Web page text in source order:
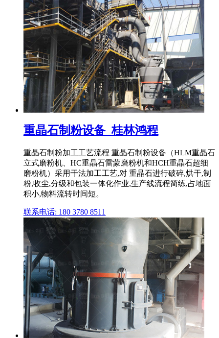
重晶石制粉设备_桂林鸿程
重晶石制粉加工工艺流程 重晶石制粉设备（HLM重晶石
立式磨粉机、HC重晶石雷蒙磨粉机和HCH重晶石超细
磨粉机）采用干法加工工艺,对 重晶石进行破碎,烘干,制
粉,收尘,分级和包装一体化作业,生产线流程简练,占地面
积小,物料流转时间短。
联系电话: 180 3780 8511